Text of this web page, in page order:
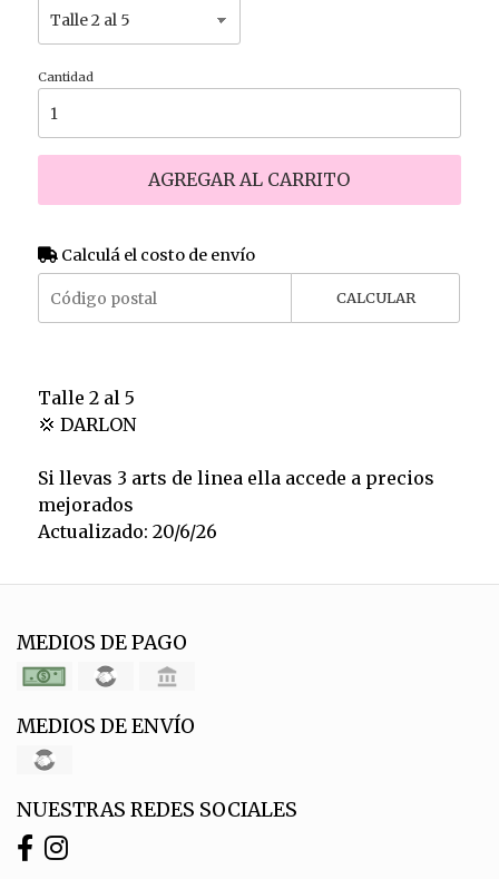
Cantidad
AGREGAR AL CARRITO
Calculá el costo de envío
CALCULAR
Talle 2 al 5
💢 DARLON
Si llevas 3 arts de linea ella accede a precios
mejorados
Actualizado: 20/6/26
MEDIOS DE PAGO
MEDIOS DE ENVÍO
NUESTRAS REDES SOCIALES